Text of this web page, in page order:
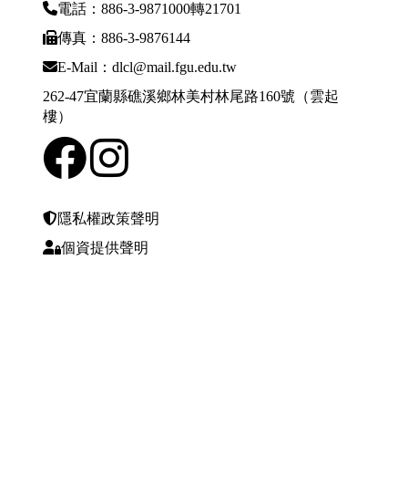
電話：886-3-9871000轉21701
傳真：886-3-9876144
E-Mail：dlcl@mail.fgu.edu.tw
262-47宜蘭縣礁溪鄉林美村林尾路160號（雲起
樓）
隱私權政策聲明
個資提供聲明